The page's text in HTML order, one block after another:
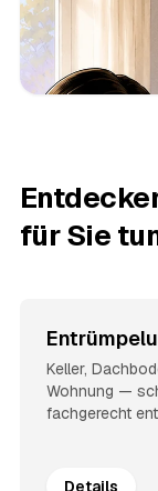
für Sie
Keller,
Wohnung —
fachgerecht
Details